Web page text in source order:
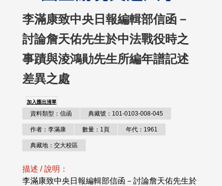
李滿康致中央日報編輯部信函－
討論詹天佑先生於中法戰役時之
事蹟與淩鴻勛先生所編年譜記述
差異之處
加入匯出清單
資料類型：信函 典藏號：101-0103-008-045
作者：李滿康 數量：1頁 年代：1961
典藏地：交大校區
描述 / 說明：
李滿康致中央日報編輯部信函－討論詹天佑先生於